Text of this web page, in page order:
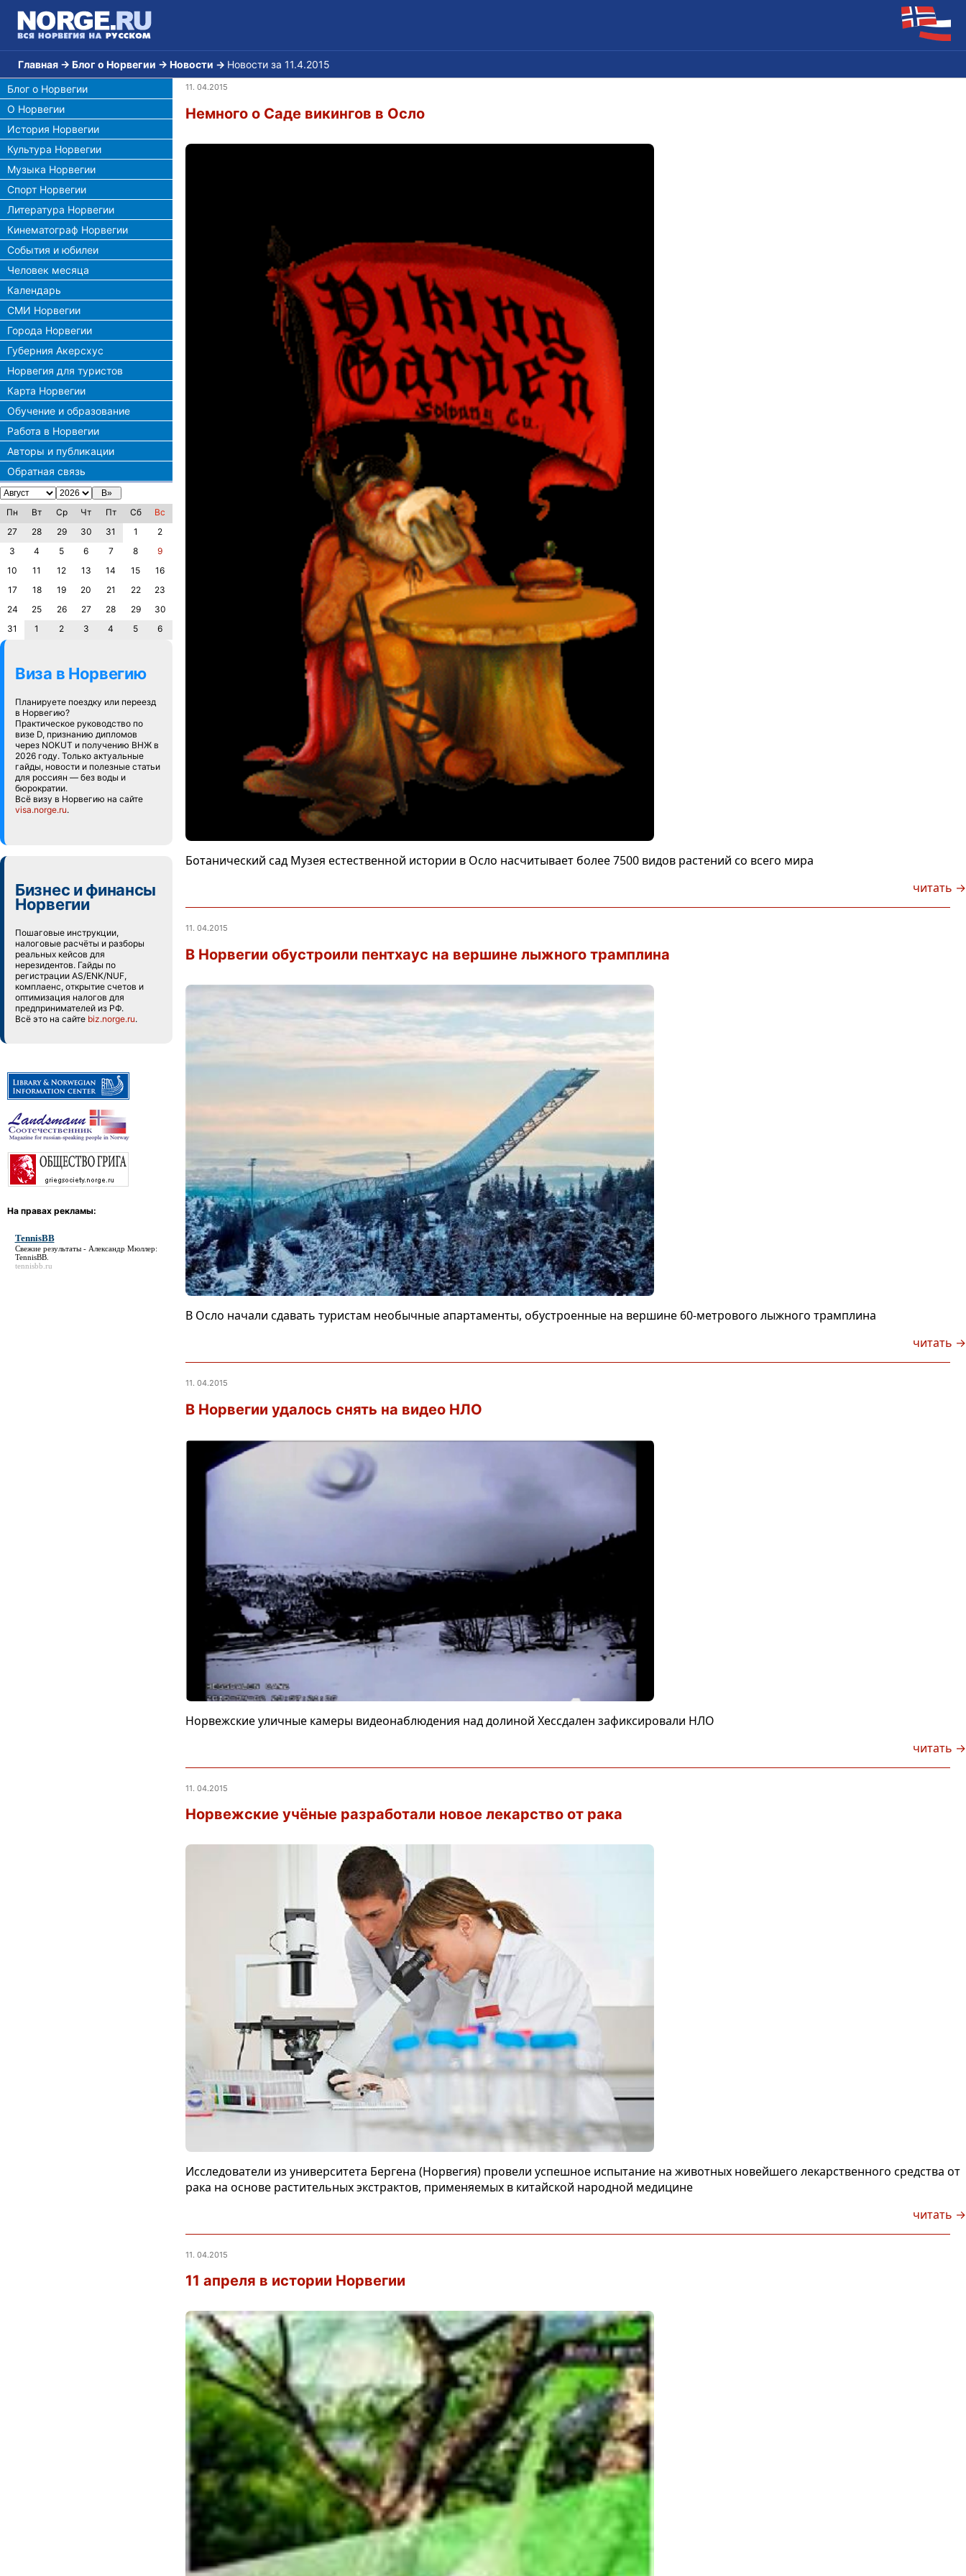
Главная → Блог о Норвегии → Новости → Новости за 11.4.2015
Блог о Норвегии
О Норвегии
История Норвегии
Культура Норвегии
Музыка Норвегии
Спорт Норвегии
Литература Норвегии
Кинематограф Норвегии
События и юбилеи
Человек месяца
Календарь
СМИ Норвегии
Города Норвегии
Губерния Акерсхус
Норвегия для туристов
Карта Норвегии
Обучение и образование
Работа в Норвегии
Авторы и публикации
Обратная связь
Пн Вт Ср Чт Пт Сб
Вс
27
28 29 30 31 1
2
3
4 5 6 7 8
9
10
11 12 13 14 15
16
17
18 19 20 21 22
23
24
25 26 27 28 29
30
31
1 2 3 4 5 6
Виза в Норвегию
Планируете поездку или переезд
в Норвегию?
Практическое руководство по
визе D, признанию дипломов
через NOKUT и получению ВНЖ в
2026 году. Только актуальные
гайды, новости и полезные статьи
для россиян — без воды и
бюрократии.
Всё визу в Норвегию на сайте
visa.norge.ru.
Бизнес и финансы
Норвегии
Пошаговые инструкции,
налоговые расчёты и разборы
реальных кейсов для
нерезидентов. Гайды по
регистрации AS/ENK/NUF,
комплаенс, открытие счетов и
оптимизация налогов для
предпринимателей из РФ.
Всё это на сайте biz.norge.ru.
На правах рекламы:
TennisBB
Свежие результаты - Александр Мюллер:
TennisBB.
tennisbb.ru
11. 04.2015
Немного о Саде викингов в Осло
Ботанический сад Музея естественной истории в Осло насчитывает более 7500 видов растений со всего мира
читать →
11. 04.2015
В Норвегии обустроили пентхаус на вершине лыжного трамплина
В Осло начали сдавать туристам необычные апартаменты, обустроенные на вершине 60-метрового лыжного трамплина
читать →
11. 04.2015
В Норвегии удалось снять на видео НЛО
Норвежские уличные камеры видеонаблюдения над долиной Хессдален зафиксировали НЛО
читать →
11. 04.2015
Норвежские учёные разработали новое лекарство от рака
Исследователи из университета Бергена (Норвегия) провели успешное испытание на животных новейшего лекарственного средства от
рака на основе растительных экстрактов, применяемых в китайской народной медицине
читать →
11. 04.2015
11 апреля в истории Норвегии